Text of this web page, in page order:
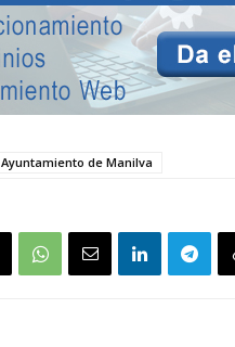
Ayuntamiento de Manilva